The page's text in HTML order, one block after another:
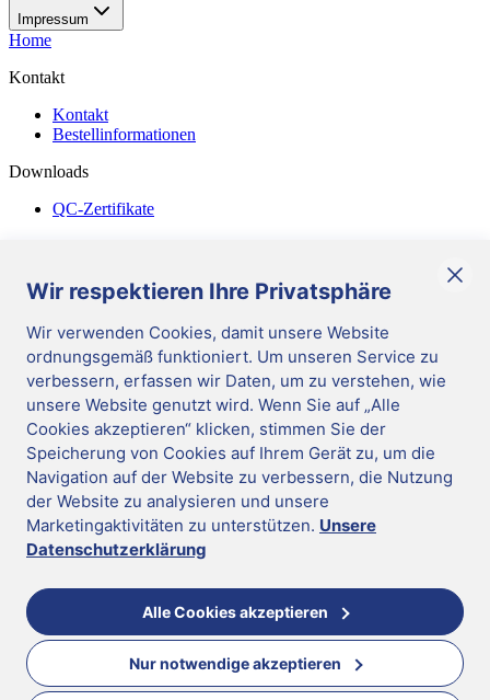
Wir respektieren Ihre Privatsphäre
Wir verwenden Cookies, damit unsere Website
ordnungsgemäß funktioniert. Um unseren Service zu
verbessern, erfassen wir Daten, um zu verstehen, wie
unsere Website genutzt wird. Wenn Sie auf „Alle
Cookies akzeptieren“ klicken, stimmen Sie der
Speicherung von Cookies auf Ihrem Gerät zu, um die
Navigation auf der Website zu verbessern, die Nutzung
der Website zu analysieren und unsere
Marketingaktivitäten zu unterstützen. Unsere
Datenschutzerklärung
Alle Cookies akzeptieren
Nur notwendige akzeptieren
Impressum
Home
Kontakt
Kontakt
Bestellinformationen
Downloads
QC-Zertifikate
Allgemeine Geschäftsbedingungen
Corporate Responsibility
German
Cookies verwalten
Impressum |
Datenschutz |
Hinweisgeber-System
Update cookie preferences |Mast Diagnostica GmbH 2026
Folgen Sie uns
DE
Mast Diagnostica GmbH 2026
Wechseln Sie in die richtige Region für mehr Informationen
United Kingdom
Für Sie empfohlene Region